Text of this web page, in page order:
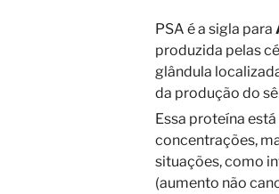
PSA é a sigla para
produzida pelas
glândula
da produção do
Essa proteína
concentrações,
situações, como
(aumento não